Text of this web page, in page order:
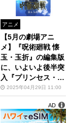
アニメ
【5月の劇場アニ
メ】『呪術廻戦 懐
玉・玉折』の編集版
に、いよいよ後半突
入『プリンセス・プ
リンシパル』第4章
2025年04月29日 11:00
AD